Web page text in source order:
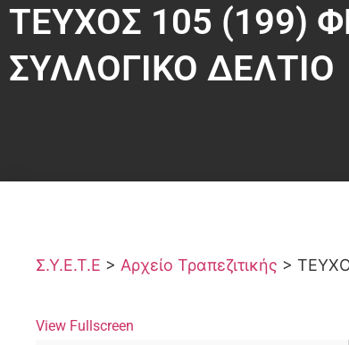
ΤΕΥΧΟΣ 105 (199)
ΣΥΛΛΟΓΙΚΟ ΔΕΛΤΙΟ
Σ.Υ.Ε.Τ.Ε > Αρχείο Τραπεζιτικής >
View Fullscreen